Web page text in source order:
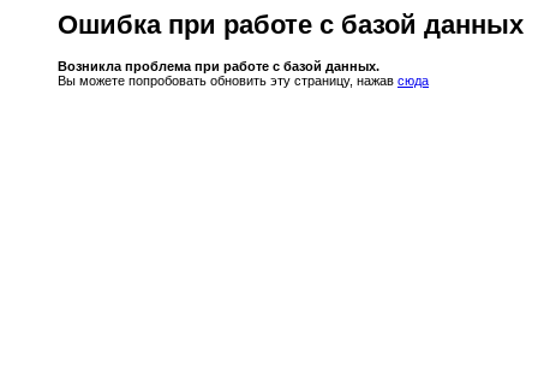
Ошибка при работе с базой данных
Возникла проблема при работе с базой данных.
Вы можете попробовать обновить эту страницу, нажав сюда